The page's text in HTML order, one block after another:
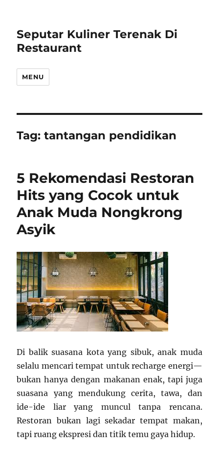
Seputar Kuliner Terenak Di
Restaurant
MENU
Tag:tantangan pendidikan
5 Rekomendasi Restoran
Hits yang Cocok untuk
Anak Muda Nongkrong
Asyik
Di balik suasana kota yang sibuk, anak muda
selalu mencari tempat untuk recharge energi—
bukan hanya dengan makanan enak, tapi juga
suasana yang mendukung cerita, tawa, dan
ide-ide liar yang muncul tanpa rencana.
Restoran bukan lagi sekadar tempat makan,
tapi ruang ekspresi dan titik temu gaya hidup.